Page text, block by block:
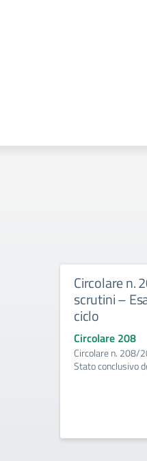
Circolare n.
scrutini –
ciclo
Circolare 208
Circolare n. 208/
Stato conclusivo